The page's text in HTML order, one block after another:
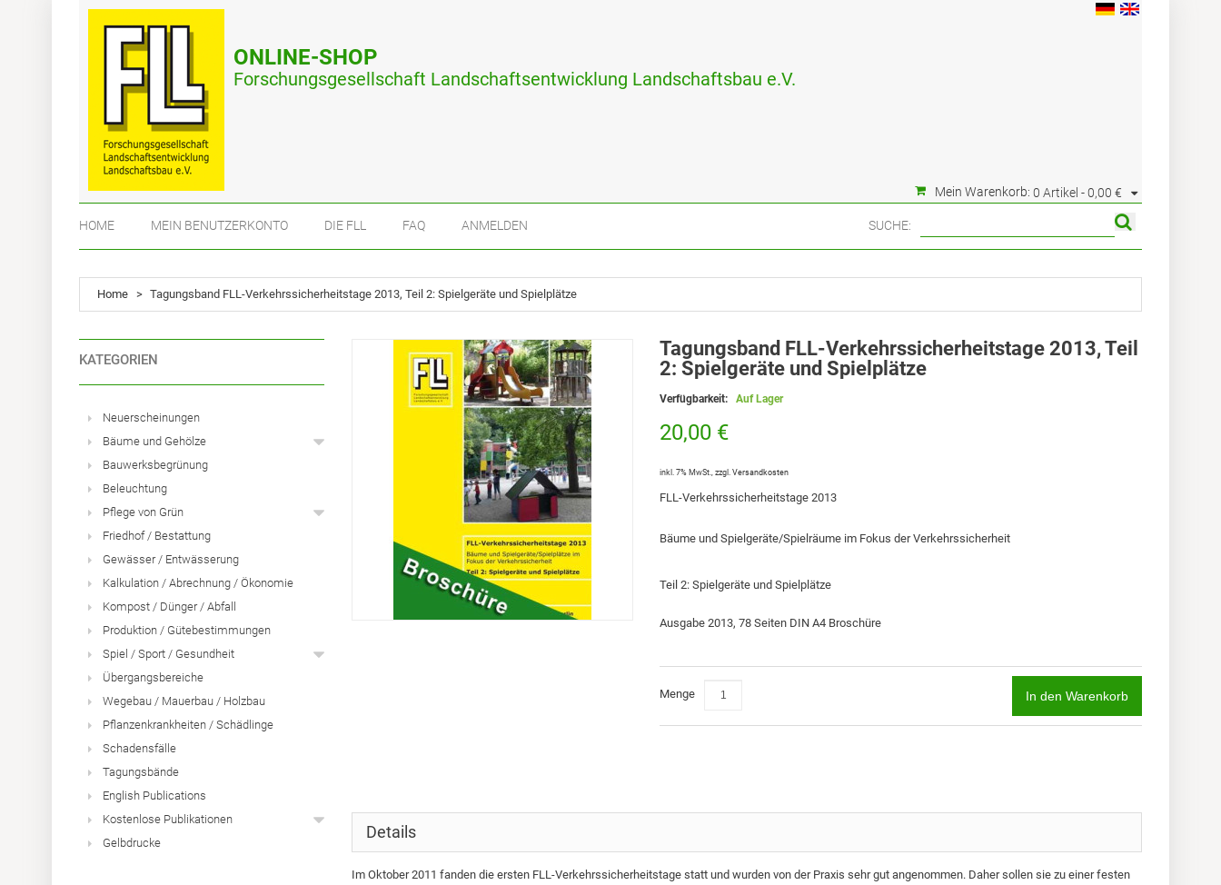
ONLINE-SHOP
Forschungsgesellschaft Landschaftsentwicklung Landschaftsbau e.V.
Mein Warenkorb: 0 Artikel -0,00 €
HOME MEIN BENUTZERKONTO DIE FLL FAQ ANMELDEN SUCHE:
Home > Tagungsband FLL-Verkehrssicherheitstage 2013, Teil 2: Spielgeräte und Spielplätze
Tagungsband FLL-Verkehrssicherheitstage 2013, Teil
2: Spielgeräte und Spielplätze
Verfügbarkeit: Auf Lager
20,00 €
inkl. 7% MwSt.,zzgl.Versandkosten
FLL-Verkehrssicherheitstage 2013
Bäume und Spielgeräte/Spielräume im Fokus der Verkehrssicherheit
Teil 2: Spielgeräte und Spielplätze
Ausgabe 2013, 78 Seiten DIN A4 Broschüre
Menge In den Warenkorb
Details
Im Oktober 2011 fanden die ersten FLL-Verkehrssicherheitstage statt und wurden von der Praxis sehr gut angenommen. Daher sollen sie zu einer festen
KATEGORIEN
Neuerscheinungen
Bäume und Gehölze
Bauwerksbegrünung
Beleuchtung
Pflege von Grün
Friedhof / Bestattung
Gewässer / Entwässerung
Kalkulation / Abrechnung / Ökonomie
Kompost / Dünger / Abfall
Produktion / Gütebestimmungen
Spiel / Sport / Gesundheit
Übergangsbereiche
Wegebau / Mauerbau / Holzbau
Pflanzenkrankheiten / Schädlinge
Schadensfälle
Tagungsbände
English Publications
Kostenlose Publikationen
Gelbdrucke